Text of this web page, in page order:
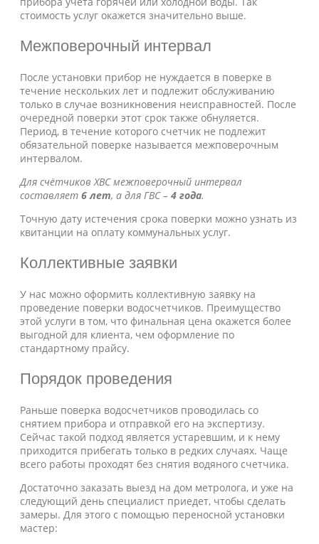
стоимость услуг окажется значительно выше.
Межповерочный интервал
После установки прибор не нуждается в поверке в
течение нескольких лет и подлежит обслуживанию
только в случае возникновения неисправностей. После
очередной поверки этот срок также обнуляется.
Период, в течение которого счетчик не подлежит
обязательной поверке называется межповерочным
интервалом.
Для счётчиков ХВС межповерочный интервал
составляет 6 лет, а для ГВС – 4 года.
Точную дату истечения срока поверки можно узнать из
квитанции на оплату коммунальных услуг.
Коллективные заявки
У нас можно оформить коллективную заявку на
проведение поверки водосчетчиков. Преимущество
этой услуги в том, что финальная цена окажется более
выгодной для клиента, чем оформление по
стандартному прайсу.
Порядок проведения
Раньше поверка водосчетчиков проводилась со
снятием прибора и отправкой его на экспертизу.
Сейчас такой подход является устаревшим, и к нему
приходится прибегать только в редких случаях. Чаще
всего работы проходят без снятия водяного счетчика.
Достаточно заказать выезд на дом метролога, и уже на
следующий день специалист приедет, чтобы сделать
замеры. Для этого с помощью переносной установки
мастер: